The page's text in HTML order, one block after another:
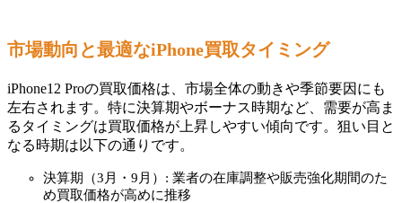
市場動向と最適なiPhone買取タイミング
iPhone12 Proの買取価格は、市場全体の動きや季節要因にも
左右されます。特に決算期やボーナス時期など、需要が高ま
るタイミングは買取価格が上昇しやすい傾向です。狙い目と
なる時期は以下の通りです。
決算期（3月・9月）: 業者の在庫調整や販売強化期間のた
め買取価格が高めに推移